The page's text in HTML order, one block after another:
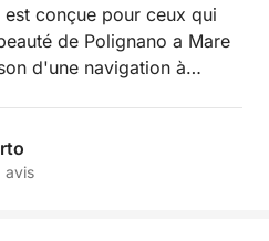
conçue pour ceux qui
de Polignano a Mare
d'une navigation à
en naviguant à
cachées et des eaux
avis